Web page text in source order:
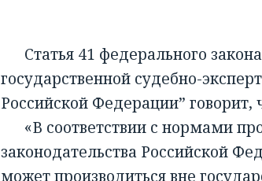
Статья 41 федерального
государственной судебно-
Российской Федерации” говорит,
«В соответствии с нормами
законодательства Российской
может производиться вне